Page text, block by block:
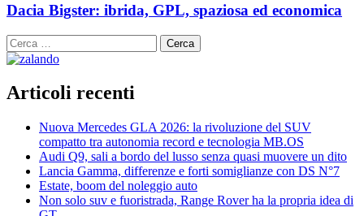
Dacia Bigster: ibrida, GPL, spaziosa ed economica
Ricerca
per:
Articoli recenti
Nuova Mercedes GLA 2026: la rivoluzione del SUV
compatto tra autonomia record e tecnologia MB.OS
Audi Q9, sali a bordo del lusso senza quasi muovere un dito
Lancia Gamma, differenze e forti somiglianze con DS N°7
Estate, boom del noleggio auto
Non solo suv e fuoristrada, Range Rover ha la propria idea di